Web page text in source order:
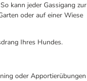
kann jeder Gassigang zur
oder auf einer Wiese
Ihres Hundes.
oder Apportierübungen